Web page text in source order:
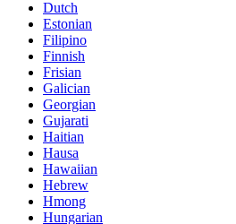
Dutch
Estonian
Filipino
Finnish
Frisian
Galician
Georgian
Gujarati
Haitian
Hausa
Hawaiian
Hebrew
Hmong
Hungarian